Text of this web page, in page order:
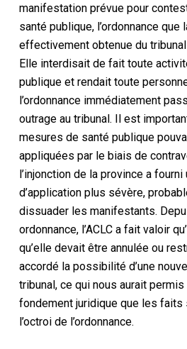
manifestation prévue pour
santé publique, l’ordonnance que
effectivement obtenue du
Elle interdisait de fait toute
publique et rendait toute
l’ordonnance immédiatement
outrage au tribunal. Il est
mesures de santé publique
appliquées par le biais de
l’injonction de la province a
d’application plus sévère,
dissuader les manifestants.
ordonnance, l’ACLC a fait valoir
qu’elle devait être annulée ou
accordé la possibilité d’une
tribunal, ce qui nous aurait
fondement juridique que les
l’octroi de l’ordonnance.